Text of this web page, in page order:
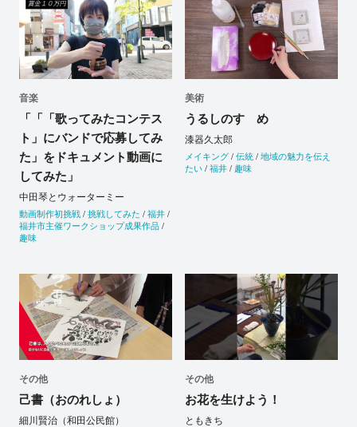
音楽
「「「歌ってみたコンテス
ト」にバンドで応募してみ
た」をドキュメント動画に
してみた」
中田琴とウォーターミー
動画制作初挑戦/挑戦してみた /福井/
福井市主催ワークショップ成果作品/
趣味
美術
うるしのすゝめ
漆器久太郎
メイキング/伝統 /地域の魅力を伝え
たい/福井/趣味
その他
己書（おのれしょ）
細川賢治（和田公民館）
その他
お花を生けよう！
ともきち